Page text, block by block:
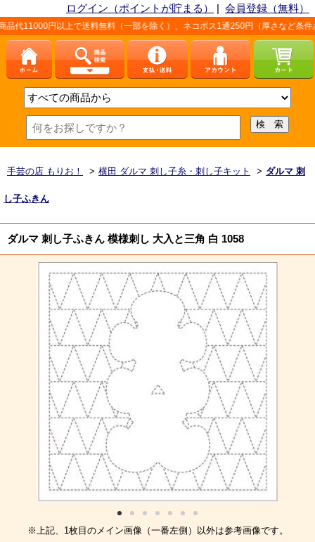
ログイン（ポイントが貯まる） | 会員登録（無料）
で送料無料（一部を除く）、ネコポス1通250円（厚さなど条件あり）。詳しく
手芸の店 もりお！ > 横田 ダルマ 刺し子糸・刺し子キット > ダルマ 刺
し子ふきん
ダルマ 刺し子ふきん 模様刺し 大入と三角 白 1058
※上記、1枚目のメイン画像（一番左側）以外は参考画像です。